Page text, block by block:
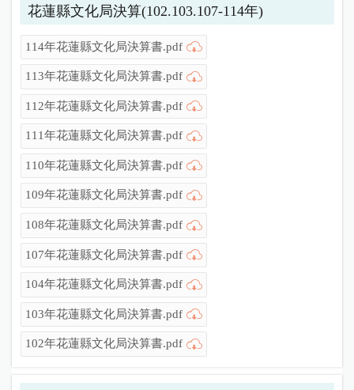
花蓮縣文化局決算(102.103.107-114年)
114年花蓮縣文化局決算書.pdf
113年花蓮縣文化局決算書.pdf
112年花蓮縣文化局決算書.pdf
111年花蓮縣文化局決算書.pdf
110年花蓮縣文化局決算書.pdf
109年花蓮縣文化局決算書.pdf
108年花蓮縣文化局決算書.pdf
107年花蓮縣文化局決算書.pdf
104年花蓮縣文化局決算書.pdf
103年花蓮縣文化局決算書.pdf
102年花蓮縣文化局決算書.pdf